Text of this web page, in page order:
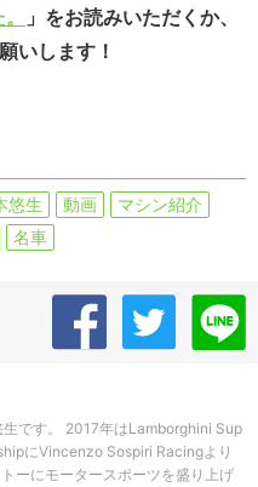
」をお読みいただくか、
いします！
悠生 動画
マシン紹介
名車
です。 2017年はLamborghini Sup
にVincenzo Sospiri Racingより
ーにモータースポーツを盛り上げ